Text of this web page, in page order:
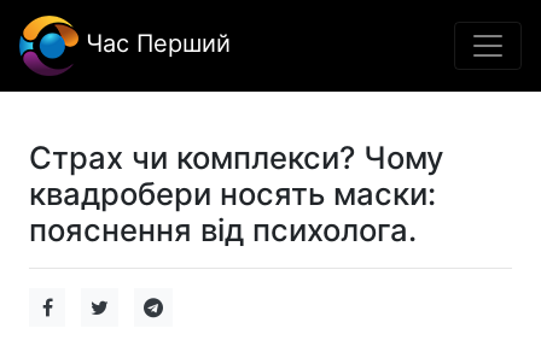
Час Перший
Страх чи комплекси? Чому
квадробери носять маски:
пояснення від психолога.